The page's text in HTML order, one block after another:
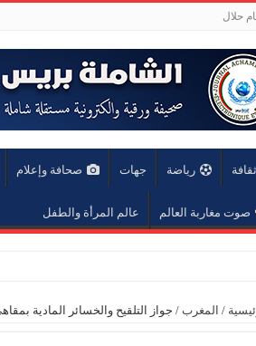
حلال
ثقافة رياضة جهات صحافة وإعلام
صوت مغاربة العالم عالم المرأة والطفل
/ المغرب / جواز التلقيح والخسائر المادية